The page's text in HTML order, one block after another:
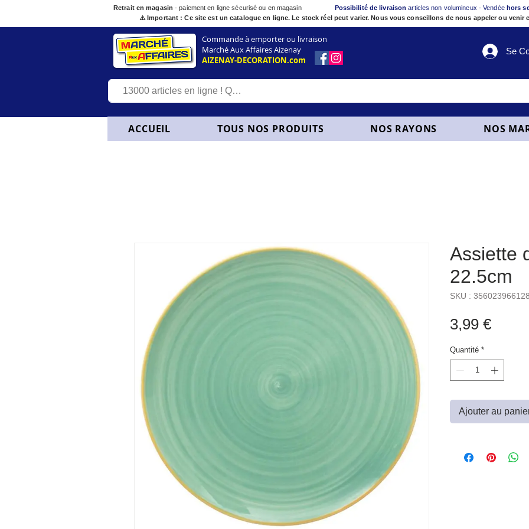
Retrait en magasin - paiement en ligne sécurisé ou en magasin Possibilité de livraisonarticles non volumineux - Vendée hors
⚠️ Important : Ce site est un catalogue en ligne. Le stock réel peut varier. Nous vous conseillons de nous appeler ou
Commande à emporter ou livraison
Marché Aux Affaires Aizenay
AIZENAY-DECORATION.com
Se
ACCUEIL TOUS NOS PRODUITS NOS RAYONS NOS
Assiette
22.5cm
SKU :
3,99 €Prix
Quantité *
Ajouter au